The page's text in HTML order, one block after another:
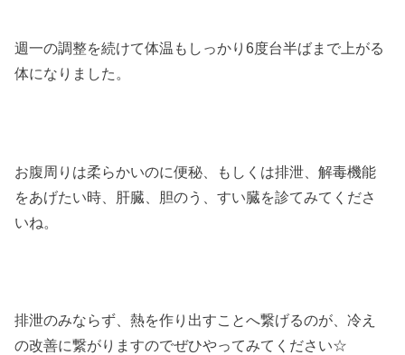
週一の調整を続けて体温もしっかり6度台半ばまで上がる
体になりました。
お腹周りは柔らかいのに便秘、もしくは排泄、解毒機能
をあげたい時、肝臓、胆のう、すい臓を診てみてくださ
いね。
排泄のみならず、熱を作り出すことへ繋げるのが、冷え
の改善に繋がりますのでぜひやってみてください☆